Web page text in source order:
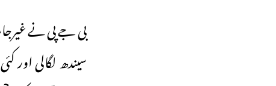
بی جے پی نے
سیندھ لگالی اور